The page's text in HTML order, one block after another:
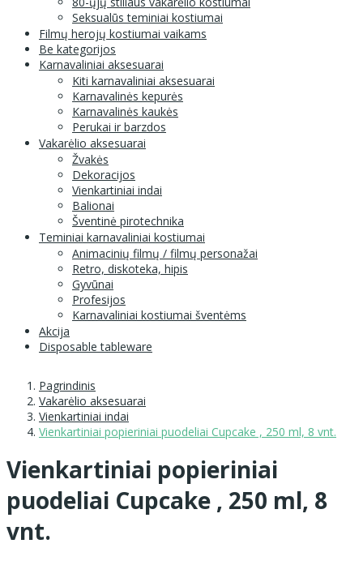
Seksualūs teminiai kostiumai
Filmų herojų kostiumai vaikams
Be kategorijos
Karnavaliniai aksesuarai
Kiti karnavaliniai aksesuarai
Karnavalinės kepurės
Karnavalinės kaukės
Perukai ir barzdos
Vakarėlio aksesuarai
Žvakės
Dekoracijos
Vienkartiniai indai
Balionai
Šventinė pirotechnika
Teminiai karnavaliniai kostiumai
Animacinių filmų / filmų personažai
Retro, diskoteka, hipis
Gyvūnai
Profesijos
Karnavaliniai kostiumai šventėms
Akcija
Disposable tableware
Pagrindinis
Vakarėlio aksesuarai
Vienkartiniai indai
Vienkartiniai popieriniai puodeliai Cupcake , 250 ml, 8 vnt.
Vienkartiniai popieriniai
puodeliai Cupcake , 250 ml, 8
vnt.